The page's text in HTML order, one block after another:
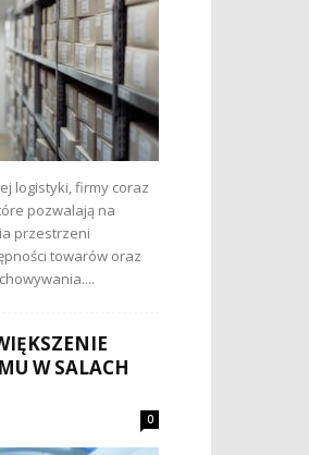
logistyki, firmy coraz
pozwalają na
przestrzeni
towarów oraz
W SALACH
0